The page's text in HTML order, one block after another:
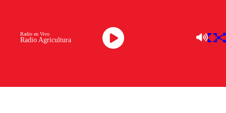
Radio Agricultura
Radio en Vivo
Descarga la APP